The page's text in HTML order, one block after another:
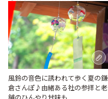
風鈴の音色に誘われて歩く夏の鎌
倉さんぽ♪由緒ある社の参拝と老